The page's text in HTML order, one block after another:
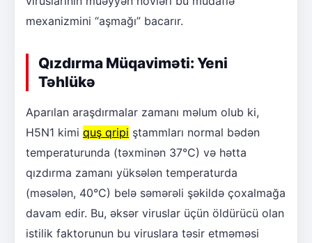
mexanizmini “aşmağı” bacarır.
Qızdırma Müqaviməti: Yeni
Təhlükə
Aparılan araşdırmalar zamanı məlum olub ki,
H5N1 kimi quş qripi ştammları normal bədən
temperaturunda (təxminən 37°C) və hətta
qızdırma zamanı yüksələn temperaturda
(məsələn, 40°C) belə səmərəli şəkildə çoxalmağa
davam edir. Bu, əksər viruslar üçün öldürücü olan
istilik faktorunun bu viruslara təsir etməməsi